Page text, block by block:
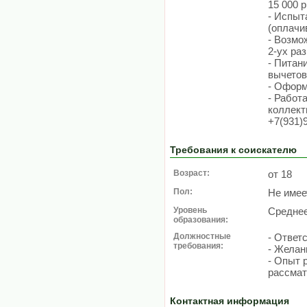
15 000
-
-
2-ух
-
-
-
Требования к соискателю
Возраст: от 18
Пол: Не
Уровень
образования:
Должностные
требования:
-
-
- Опыт
Контактная информация